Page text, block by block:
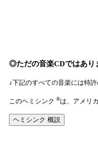
◎ただの音楽CDではあ
♪下記のすべての音楽には特
このヘミシンク ®は、アメリ